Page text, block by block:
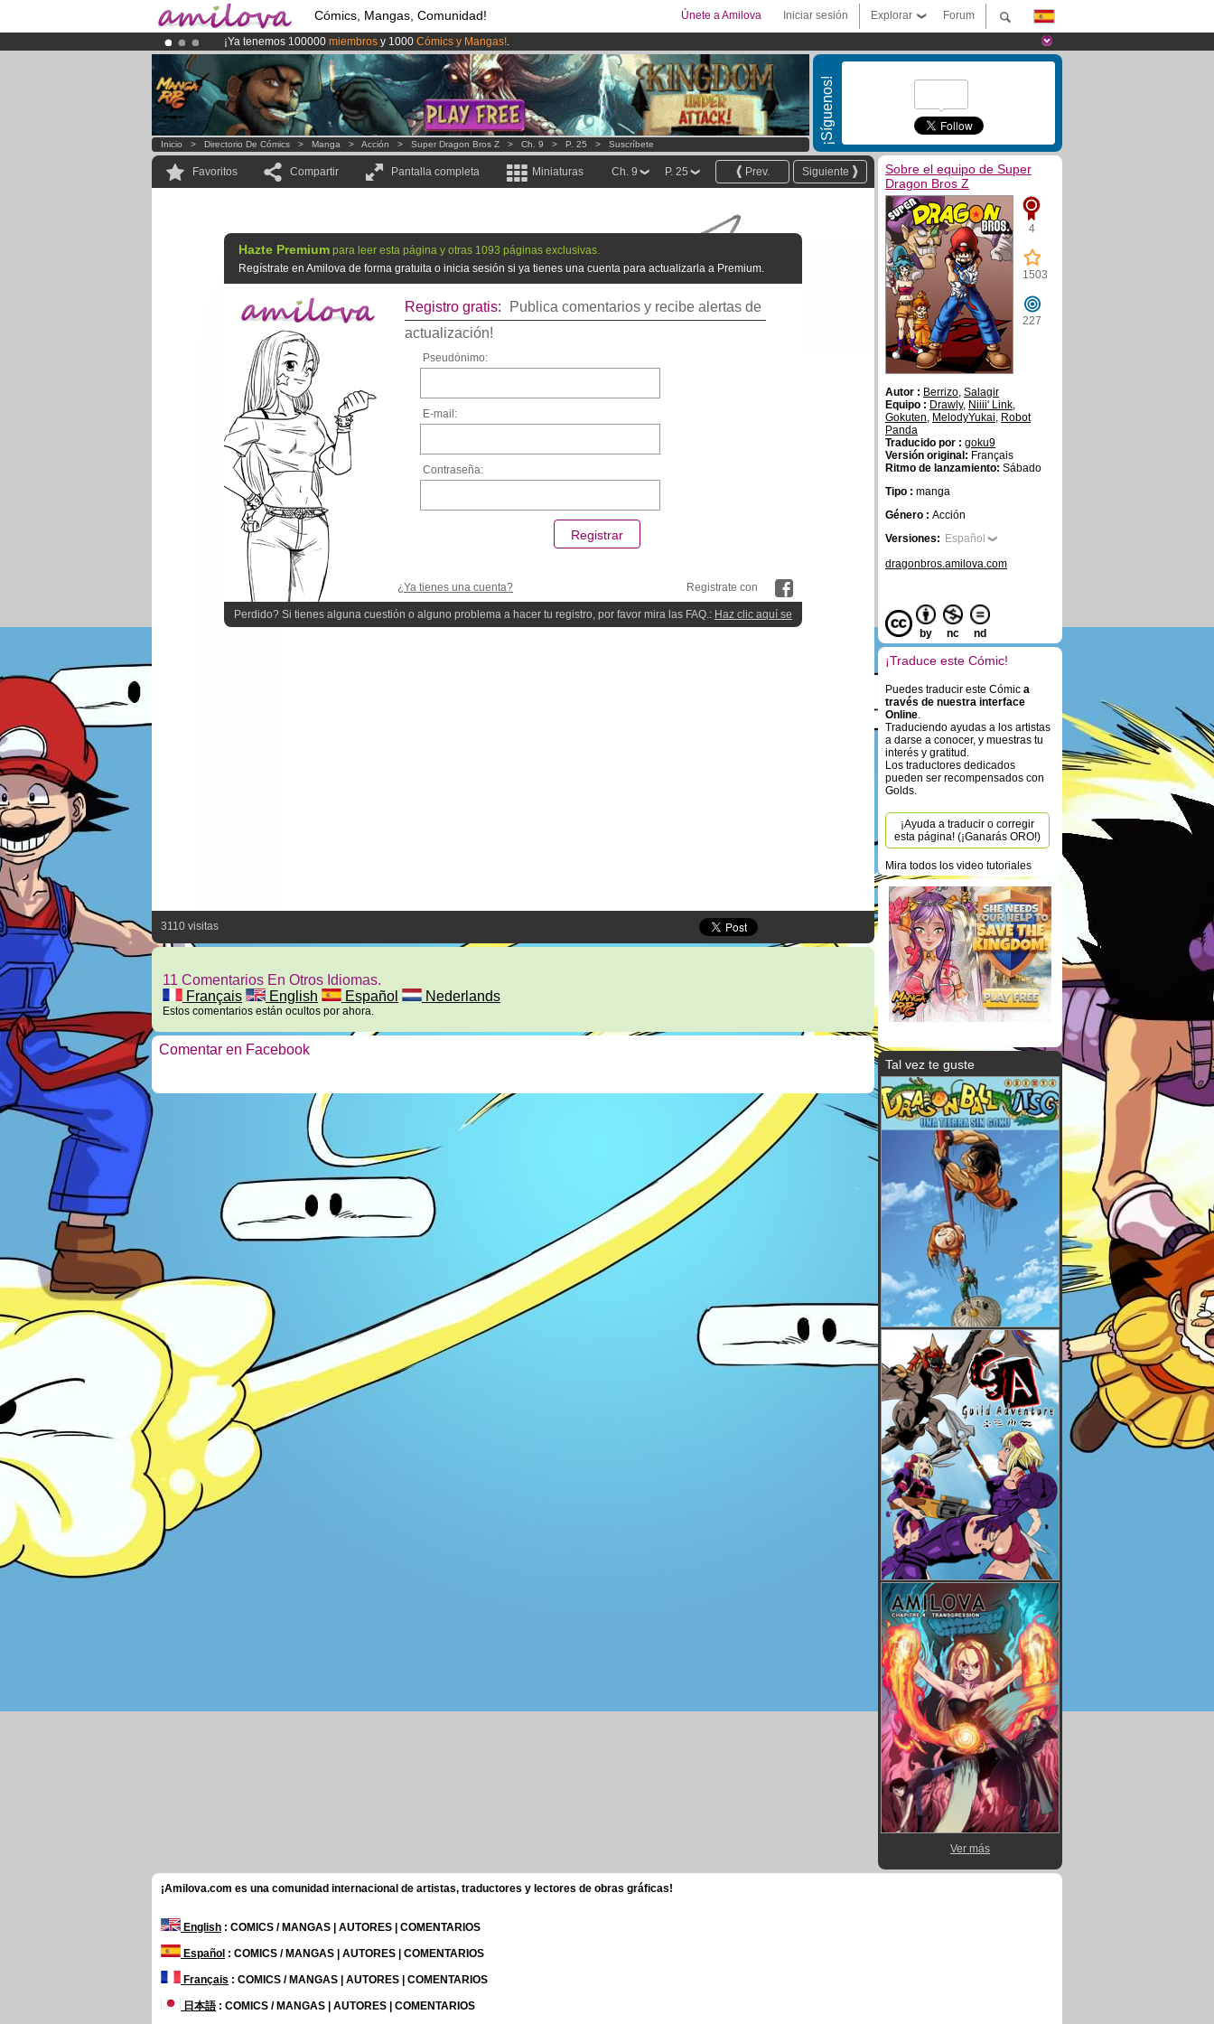
Cómics, Mangas, Comunidad! Forum
Explorar
Iniciar sesión
Únete a Amilova
¡Ya tenemos 100000 miembros y 1000 Cómics y Mangas!.
¡Conviertete en Premium por3.95 eurosal mes!Hazte Premium ya
El Kickstarter Amilova está desormado lanzado!.
¡Síguenos!
Inicio > Directorio De Cómics > Manga > Acción > Super Dragon Bros Z > Ch. 9 > P. 25 > Suscríbete
Favoritos Compartir Pantalla completa Miniaturas Siguiente
Prev.
P. 25
Ch. 9
Hazte Premium para leer esta página y otras 1093 páginas exclusivas.
Regístrate en Amilova de forma gratuita o inicia sesión si ya tienes una cuenta para actualizarla a Premium.
Registro gratis:
Publica comentarios y recibe alertas de
actualización!
Pseudónimo:
E-mail:
Contraseña:
¿Ya tienes una cuenta? Registrate con
Perdido? Si tienes alguna cuestión o alguno problema a hacer tu registro, por favor mira las FAQ.: Haz clic aquí se
3110 visitas
11 Comentarios En Otros Idiomas.
Français
English Español Nederlands
Estos comentarios están ocultos por ahora.
Comentar en Facebook
Sobre el equipo de Super
Dragon Bros Z
4
1503
227
Autor : Berrizo, Salagir
Equipo : Drawly, Niiii' Link,
Gokuten, MelodyYukai, Robot
Panda
Traducido por : goku9
Versión original: Français
Ritmo de lanzamiento: Sábado
Tipo : manga
Género : Acción
Versiones: Español
dragonbros.amilova.com
by nc nd
¡Traduce este Cómic!
Puedes traducir este Cómic a
través de nuestra interface
Online.
Traduciendo ayudas a los artistas
a darse a conocer, y muestras tu
interés y gratitud.
Los traductores dedicados
pueden ser recompensados con
Golds.
¡Ayuda a traducir o corregir
esta página! (¡Ganarás ORO!)
Mira todos los video tutoriales
Tal vez te guste
Ver más
¡Amilova.com es una comunidad internacional de artistas, traductores y lectores de obras gráficas!
English : COMICS / MANGAS | AUTORES | COMENTARIOS
Español : COMICS / MANGAS | AUTORES | COMENTARIOS
Français : COMICS / MANGAS | AUTORES | COMENTARIOS
日本語: COMICS / MANGAS | AUTORES | COMENTARIOS